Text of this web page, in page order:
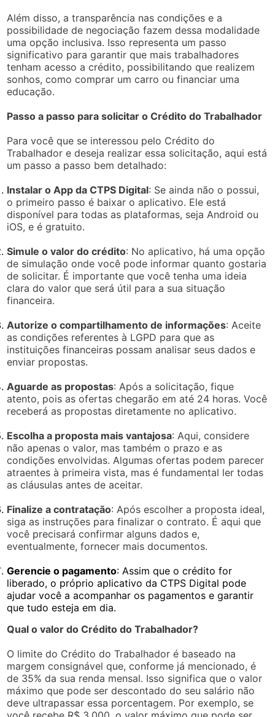
Além disso, a transparência nas condições e a
possibilidade de negociação fazem dessa modalidade
uma opção inclusiva. Isso representa um passo
significativo para garantir que mais trabalhadores
tenham acesso a crédito, possibilitando que realizem
sonhos, como comprar um carro ou financiar uma
educação.
Passo a passo para solicitar o Crédito do Trabalhador
Para você que se interessou pelo Crédito do
Trabalhador e deseja realizar essa solicitação, aqui está
um passo a passo bem detalhado:
Instalar o App da CTPS Digital: Se ainda não o possui,
o primeiro passo é baixar o aplicativo. Ele está
disponível para todas as plataformas, seja Android ou
iOS, e é gratuito.
Simule o valor do crédito: No aplicativo, há uma opção
de simulação onde você pode informar quanto gostaria
de solicitar. É importante que você tenha uma ideia
clara do valor que será útil para a sua situação
financeira.
Autorize o compartilhamento de informações: Aceite
as condições referentes à LGPD para que as
instituições financeiras possam analisar seus dados e
enviar propostas.
Aguarde as propostas: Após a solicitação, fique
atento, pois as ofertas chegarão em até 24 horas. Você
receberá as propostas diretamente no aplicativo.
Escolha a proposta mais vantajosa: Aqui, considere
não apenas o valor, mas também o prazo e as
condições envolvidas. Algumas ofertas podem parecer
atraentes à primeira vista, mas é fundamental ler todas
as cláusulas antes de aceitar.
Finalize a contratação: Após escolher a proposta ideal,
siga as instruções para finalizar o contrato. É aqui que
você precisará confirmar alguns dados e,
eventualmente, fornecer mais documentos.
Gerencie o pagamento: Assim que o crédito for
liberado, o próprio aplicativo da CTPS Digital pode
ajudar você a acompanhar os pagamentos e garantir
que tudo esteja em dia.
Qual o valor do Crédito do Trabalhador?
O limite do Crédito do Trabalhador é baseado na
margem consignável que, conforme já mencionado, é
de 35% da sua renda mensal. Isso significa que o valor
máximo que pode ser descontado do seu salário não
deve ultrapassar essa porcentagem. Por exemplo, se